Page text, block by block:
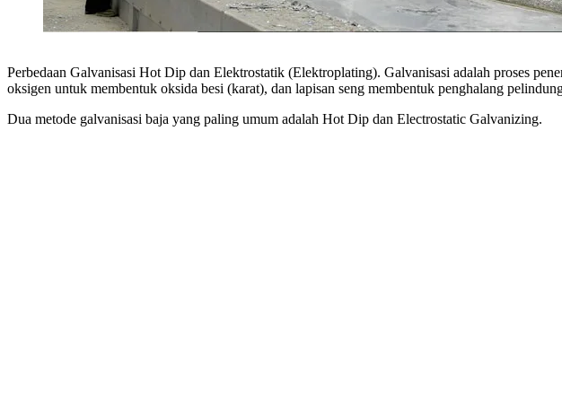
Perbedaan Galvanisasi Hot Dip dan Elektrostatik (Elektroplating). Galvanisasi adalah proses
oksigen untuk membentuk oksida besi (karat), dan lapisan seng membentuk penghalang
Dua metode galvanisasi baja yang paling umum adalah Hot Dip dan Electrostatic Galvanizing.